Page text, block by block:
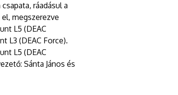
ráadásul a
megszerezve
L5 (DEAC
L3 (DEAC Force).
L5 (DEAC
Sánta János és